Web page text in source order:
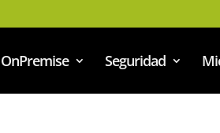
OnPremise Seguridad